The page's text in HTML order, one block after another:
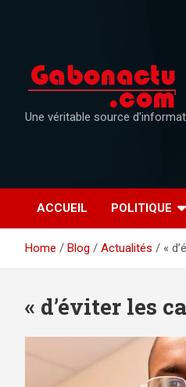
Une véritable source
ACCUEIL POLITIQUE
Home Blog Actualités «
« d’éviter les